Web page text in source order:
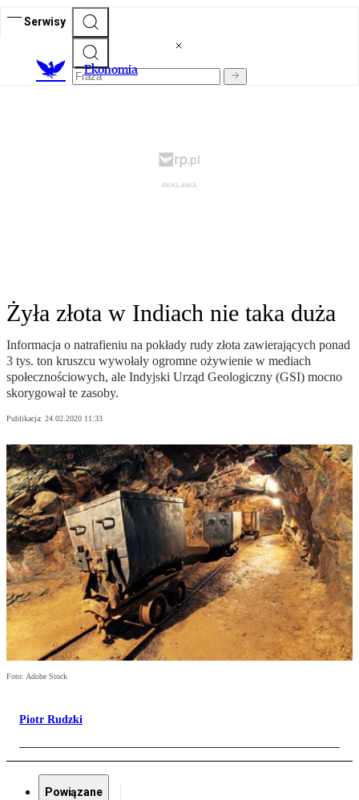
Serwisy
Ekonomia
Żyła złota w Indiach nie taka duża
Informacja o natrafieniu na pokłady rudy złota zawierających ponad
3 tys. ton kruszcu wywołały ogromne ożywienie w mediach
społecznościowych, ale Indyjski Urząd Geologiczny (GSI) mocno
skorygował te zasoby.
Publikacja: 24.02.2020 11:33
Foto: Adobe Stock
Piotr Rudzki
Powiązane